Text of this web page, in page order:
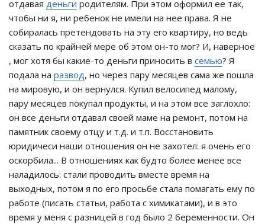
отдавая деньги родителям. При этом оформил ее так,
чтобы ни я, ни ребенок не имели на нее права. Я не
собиралась претендовать на эту его квартиру, но ведь
сказать по крайней мере об этом он-то мог? И, наверное
, мог хотя бы какие-то деньги приносить в семью? Я
подала на развод, но через пару месяцев сама же пошла
на мировую, и он вернулся. Купил велосипед малому,
пару месяцев покупал продукты, и на этом все заглохло:
он все деньги отдавал своей маме на ремонт, потом на
памятник своему отцу и т.д. и т.п. Восстановить
юридичеси наши отношения он не захотел: я очень его
оскорбила... В отношениях как будто более менее все
наладилось: стали проводить вместе время на
выходных, потом я по его просьбе стала помагать ему по
работе (писать статьи, работа с химикатами), и в это
время у меня с разницей в год было 2 беременности. Он